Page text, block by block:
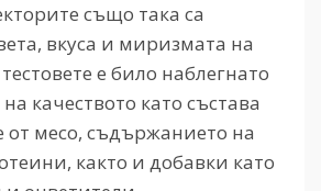
също така са
вкуса и миризмата на
е било наблегнато
качеството като състава
от месо, съдържанието на
както и добавки като